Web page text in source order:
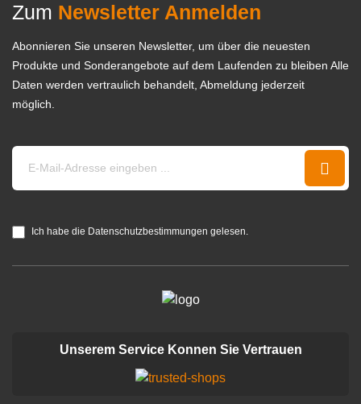
Zum Newsletter Anmelden
Abonnieren Sie unseren Newsletter, um über die neuesten
Produkte und Sonderangebote auf dem Laufenden zu bleiben Alle
Daten werden vertraulich behandelt, Abmeldung jederzeit
möglich.
Ich habe die Datenschutzbestimmungen gelesen.
Unserem Service Konnen Sie Vertrauen